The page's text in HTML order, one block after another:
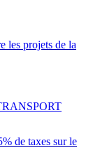
les projets de la
de taxes sur le